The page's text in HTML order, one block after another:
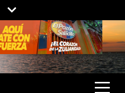
ZULIA, VENEZUELA Y
GENERAL.